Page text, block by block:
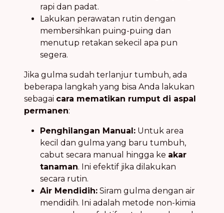
rapi dan padat.
Lakukan perawatan rutin dengan
membersihkan puing-puing dan
menutup retakan sekecil apa pun
segera.
Jika gulma sudah terlanjur tumbuh, ada
beberapa langkah yang bisa Anda lakukan
sebagai cara mematikan rumput di aspal
permanen:
Penghilangan Manual: Untuk area
kecil dan gulma yang baru tumbuh,
cabut secara manual hingga ke akar
tanaman. Ini efektif jika dilakukan
secara rutin.
Air Mendidih: Siram gulma dengan air
mendidih. Ini adalah metode non-kimia